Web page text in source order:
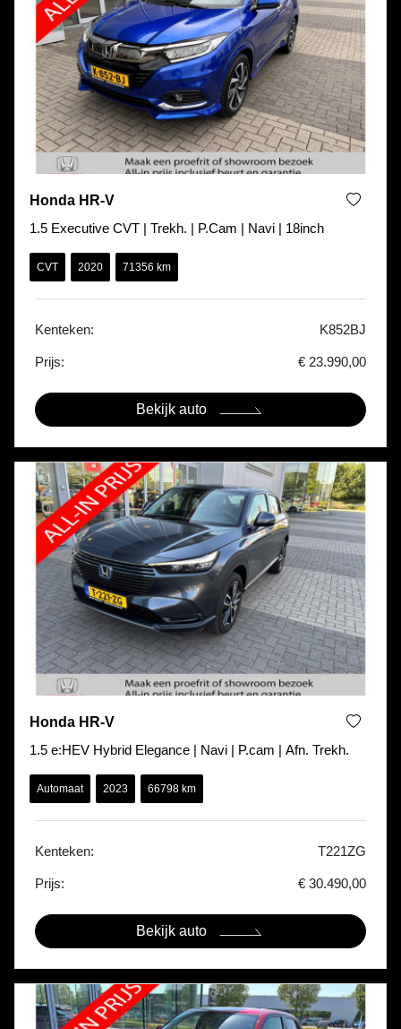
Honda HR-V
1.5 Executive CVT | Trekh. | P.Cam | Navi | 18inch
CVT 2020 71356 km
Kenteken: K852BJ
Prijs: € 23.990,00
Bekijk auto
Honda HR-V
1.5 e:HEV Hybrid Elegance | Navi | P.cam | Afn. Trekh.
Automaat 2023 66798 km
Kenteken: T221ZG
Prijs: € 30.490,00
Bekijk auto